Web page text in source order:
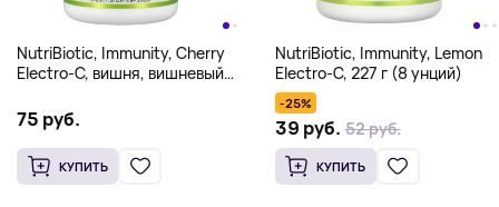
NutriBiotic, Immunity, Cherry
Electro-C, вишня, вишневый
75 руб.
КУПИТЬ
NutriBiotic, Immunity, Lemon
Electro-C, 227 г (8 унций)
-25%
39 руб. 52 руб.
КУПИТЬ